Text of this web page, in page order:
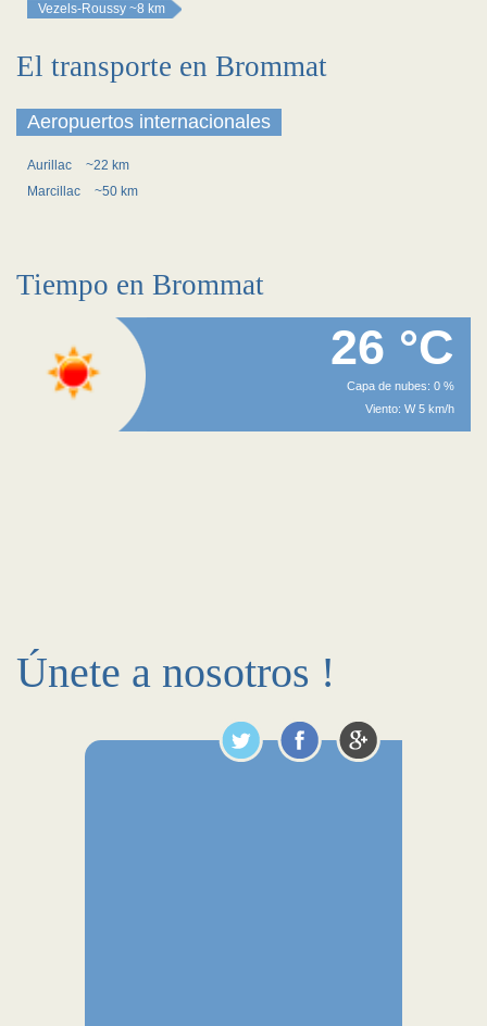
Vezels-Roussy ~8 km
El transporte en Brommat
Aeropuertos internacionales
Aurillac
~22 km
Marcillac
~50 km
Tiempo en Brommat
26 °C
Capa de nubes: 0 %
Viento: W 5 km/h
Únete a nosotros !